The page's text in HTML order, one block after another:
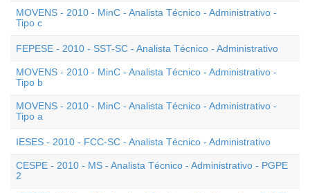
MOVENS - 2010 - MinC - Analista Técnico - Administrativo -
Tipo c
FEPESE - 2010 - SST-SC - Analista Técnico - Administrativo
MOVENS - 2010 - MinC - Analista Técnico - Administrativo -
Tipo b
MOVENS - 2010 - MinC - Analista Técnico - Administrativo -
Tipo a
IESES - 2010 - FCC-SC - Analista Técnico - Administrativo
CESPE - 2010 - MS - Analista Técnico - Administrativo - PGPE
2